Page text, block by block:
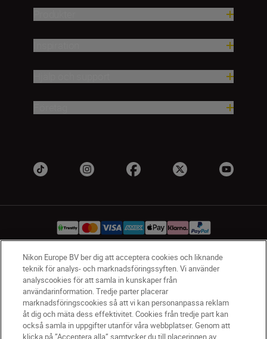
SV Nikon Sites
Kontakta oss
Policydokument om personuppgiftsbehandling
Användningsvillkor
Användarvillkor för Nikon Store
Nikon Europe BV ber dig att acceptera cookies och liknande
teknik för analys- och marknadsföringssyften. Vi använder
analyscookies för att samla in kunskaper från
användarinformation. Tredje parter placerar
marknadsföringscookies så att vi kan personanpassa reklam
åt dig och mäta dess effektivitet. Cookies från tredje part kan
också samla in uppgifter utanför våra webbplatser. Genom att
klicka på ”Acceptera alla” samtycker du till placeringen av